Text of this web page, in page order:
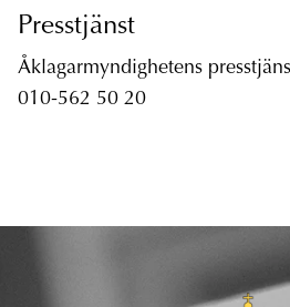
Presstjänst
Åklagarmyndighetens
010-562 50 20